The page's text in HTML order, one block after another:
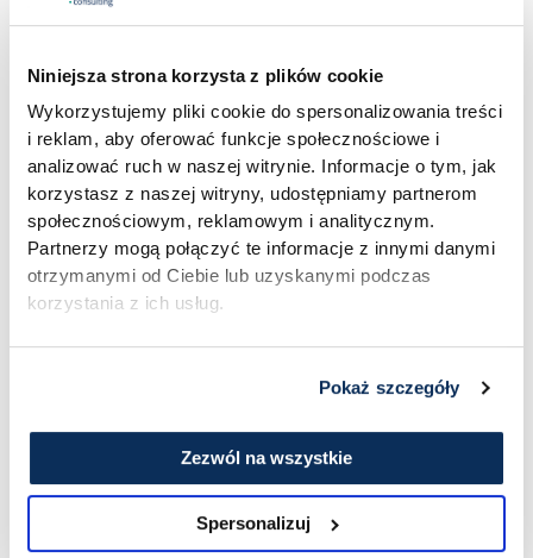
Niniejsza strona korzysta z plików cookie
Wykorzystujemy pliki cookie do spersonalizowania treści
i reklam, aby oferować funkcje społecznościowe i
analizować ruch w naszej witrynie. Informacje o tym, jak
korzystasz z naszej witryny, udostępniamy partnerom
społecznościowym, reklamowym i analitycznym.
Partnerzy mogą połączyć te informacje z innymi danymi
otrzymanymi od Ciebie lub uzyskanymi podczas
korzystania z ich usług.
Pokaż szczegóły
Zezwól na wszystkie
Spersonalizuj
wpadają, część z nich trafia do handlowców, ktoś
opisany w CRM, z nazwanymi etapami i
przypisanymi osobami – ale wciąż nie wiedzą,
dlaczego konwersja jest niska. W obu przypadkach
warto zadać sobie […]
Read More »